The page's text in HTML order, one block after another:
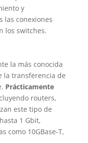
y
las conexiones
los switches.
la más conocida
la transferencia de
Prácticamente
routers,
este tipo de
1 Gbit,
como 10GBase-T,